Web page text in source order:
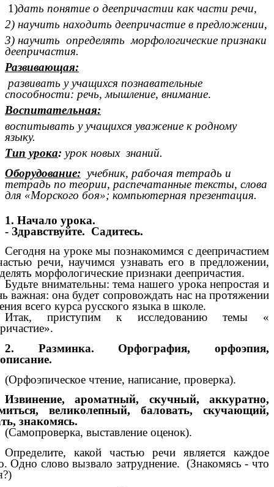
1)дать понятие о деепричастии как части речи,
2) научить находить деепричастие в предложении,
3) научить определять морфологические признаки
деепричастия.
Развивающая:
развивать у учащихся познавательные
способности: речь, мышление, внимание.
Воспитательная:
воспитывать у учащихся уважение к родному
языку.
Тип урока: урок новых знаний.
Оборудование: учебник, рабочая тетрадь и
тетрадь по теории, распечатанные тексты, слова
для «Морского боя»; компьютерная презентация.
1. Начало урока.
- Здравствуйте. Садитесь.
Сегодня на уроке мы познакомимся с деепричастием
речи, научимся узнавать его в предложении,
морфологические признаки деепричастия.
Будьте внимательны: тема нашего урока непростая и
важная: она будет сопровождать нас на протяжении
всего курса русского языка в школе.
Итак, приступим к исследованию темы «
2. Разминка. Орфография, орфоэпия,
(Орфоэпическое чтение, написание, проверка).
Извинение, ароматный, скучный, аккуратно,
великолепный, баловать, скучающий,
знакомясь.
(Самопроверка, выставление оценок).
Определите, какой частью речи является каждое
Одно слово вызвало затруднение. (Знакомясь - что